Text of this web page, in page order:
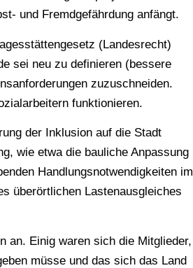
und Fremdgefährdung anfängt.
(Landesrecht)
sei neu zu definieren (bessere
zuzuschneiden.
funktionieren.
der Inklusion auf die Stadt
wie etwa die bauliche Anpassung
Handlungsnotwendigkeiten im
überörtlichen Lastenausgleiches
an. Einig waren sich die Mitglieder,
müsse und das sich das Land